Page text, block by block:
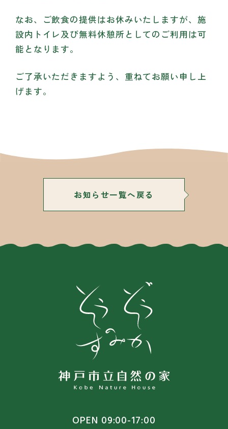
なお、ご飲食の提供はお休みいたしますが、施
設内トイレ及び無料休憩所としてのご利用は可
能となります。
ご了承いただきますよう、重ねてお願い申し上
げます。
お知らせ一覧へ戻る
OPEN 09:00-17:00